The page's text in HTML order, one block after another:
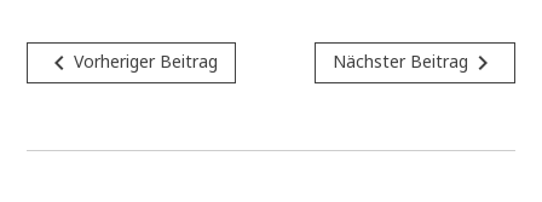
Beitragsnavigation
navigate_beforeVorheriger Beitrag Nächster Beitrag navigate_next